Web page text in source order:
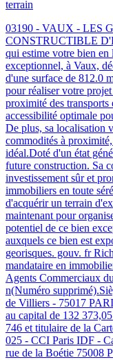
terrain
03190 - VAUX - LES
CONSTRUCTIBLE
qui estime votre bien
exceptionnel, à Vaux,
d'une surface de 812.0
pour réaliser votre
proximité des
accessibilité optimale
De plus, sa localisation
commodités à
idéal.Doté d'un état
future construction. Sa
investissement sûr et
immobiliers en toute
d'acquérir un terrain
maintenant pour
potentiel de ce bien
auxquels ce bien est
georisques. gouv. fr
mandataire en
Agents Commerciaux
n(Numéro
de Villiers - 75017
au capital de 132
746 et titulaire de la
025 - CCI Paris IDF -
rue de la Boétie 75008